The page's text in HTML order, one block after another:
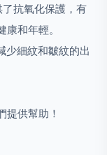
抗氧化保護，有
和年輕。
少細紋和皺紋的出
提供幫助！